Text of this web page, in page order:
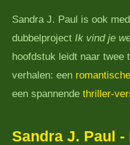
Sandra J. Paul is ook
dubbelproject Ik vind je
hoofdstuk leidt naar twee
verhalen: een
een spannende thriller-
Sandra J. Paul